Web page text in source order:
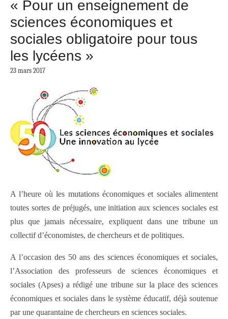
« Pour un enseignement de
sciences économiques et
sociales obligatoire pour tous
les lycéens »
23 mars 2017
A l’heure où les mutations économiques et sociales alimentent
toutes sortes de préjugés, une initiation aux sciences sociales est
plus que jamais nécessaire, expliquent dans une tribune un
collectif d’économistes, de chercheurs et de politiques.
A l’occasion des 50 ans des sciences économiques et sociales,
l’Association des professeurs de sciences économiques et
sociales (Apses) a rédigé une tribune sur la place des sciences
économiques et sociales dans le système éducatif, déjà soutenue
par une quarantaine de chercheurs en sciences sociales.